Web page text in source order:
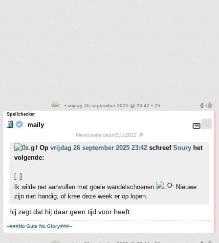
• vrijdag 26 september 2025 @ 23:42 • 25
Spellchecker
maily
Mevrouwtje oeps/B.U.2022 :P
Op vrijdag 26 september 2025 23:42 schreef Soury het
volgende:
[..]
Ik wilde net aanvullen met goeie wandelschoenen
Nieuwe
zijn niet handig, of kree deze week er op lopen.
hij zegt dat hij daar geen tijd voor heeft
--###No Guts No Glory###--